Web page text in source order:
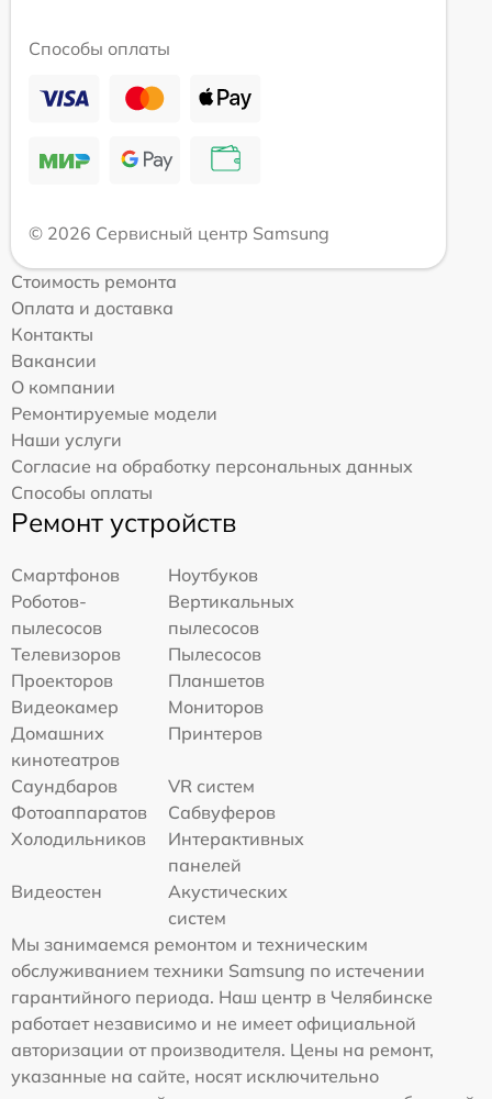
Способы оплаты
© 2026 Сервисный центр Samsung
Стоимость ремонта
Оплата и доставка
Контакты
Вакансии
О компании
Ремонтируемые модели
Наши услуги
Согласие на обработку персональных данных
Способы оплаты
Ремонт устройств
Смартфонов
Ноутбуков
Роботов-
пылесосов
Вертикальных
пылесосов
Телевизоров
Пылесосов
Проекторов
Планшетов
Видеокамер
Мониторов
Домашних
кинотеатров
Принтеров
Саундбаров
VR систем
Фотоаппаратов
Сабвуферов
Холодильников
Интерактивных
панелей
Видеостен
Акустических
систем
Мы занимаемся ремонтом и техническим
обслуживанием техники Samsung по истечении
гарантийного периода. Наш центр в Челябинске
работает независимо и не имеет официальной
авторизации от производителя. Цены на ремонт,
указанные на сайте, носят исключительно